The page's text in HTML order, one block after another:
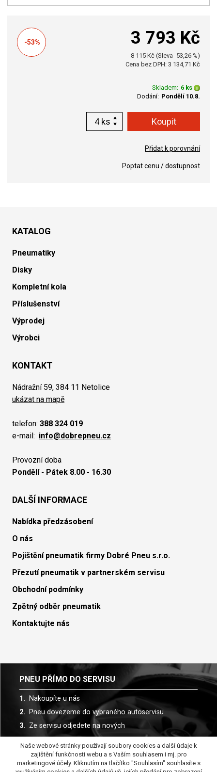
-53% 3 793 Kč
8 115 Kč (Sleva -53,26 %)
Cena bez DPH: 3 134,71 Kč
Skladem: 6 ks
Dodání: Pondělí 10.8.
ks
Přidat k porovnání
Poptat cenu / dostupnost
KATALOG
Pneumatiky
Disky
Kompletní kola
Příslušenství
Výprodej
Výrobci
KONTAKT
Nádražní 59, 384 11 Netolice
ukázat na mapě
telefon: 388 324 019
e-mail: info@dobrepneu.cz
Provozní doba
Pondělí - Pátek 8.00 - 16.30
DALŠÍ INFORMACE
Nabídka předzásobení
O nás
Pojištění pneumatik firmy Dobré Pneu s.r.o.
Přezutí pneumatik v partnerském servisu
Obchodní podmínky
Zpětný odběr pneumatik
Kontaktujte nás
PNEU PŘÍMO DO SERVISU
Nakoupíte u nás
Pneu dovezeme do vybraného autoservisu
Ze servisu odjedete na nových
Spolupracujeme s více než 30 autoservisy
Naše webové stránky používají soubory cookies a další údaje k
zajištění funkčnosti webu a s Vaším souhlasem i mj. pro
marketingové účely. Kliknutím na tlačítko "Souhlasím" souhlasíte s